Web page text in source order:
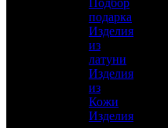
Никелирование,
Латунь, Никель, Золото,
Подбор
подарка
Изделия
из
латуни
Изделия
из
Кожи
Изделия